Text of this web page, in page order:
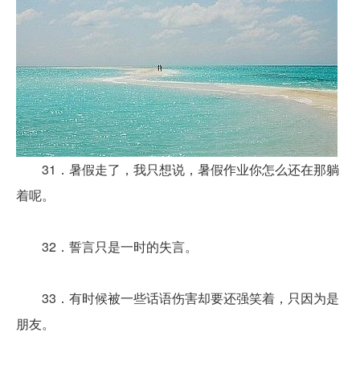
31．暑假走了，我只想说，暑假作业你怎么还在那躺
着呢。
32．誓言只是一时的失言。
33．有时候被一些话语伤害却要还强笑着，只因为是
朋友。